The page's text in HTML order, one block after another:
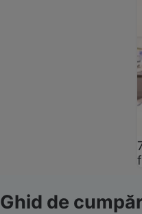
Ghid de